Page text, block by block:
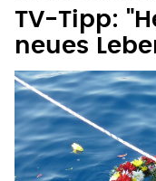
TV-Tipp:
neues